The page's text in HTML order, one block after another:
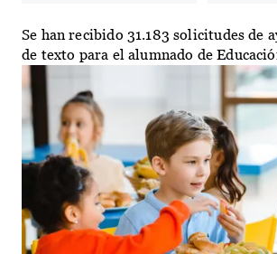
Se han recibido 31.183 solicitudes de
de texto para el alumnado de